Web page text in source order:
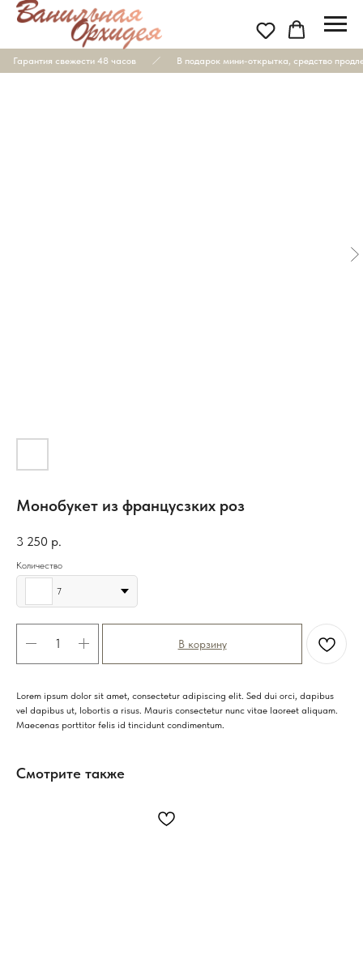
Гарантия свежести 48 часов В подарок мини-открытка, средство
Монобукет из францусзких роз
3 250 р.
Количество
7
В корзину
Lorem ipsum dolor sit amet, consectetur adipiscing elit. Sed dui orci, dapibus
vel dapibus ut, lobortis a risus. Mauris consectetur nunc vitae laoreet aliquam.
Maecenas porttitor felis id tincidunt condimentum.
Смотрите также